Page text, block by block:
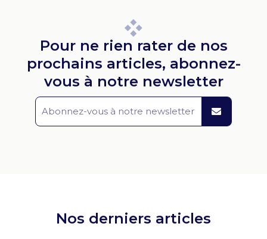
Pour ne rien rater de nos
prochains articles, abonnez-
vous à notre newsletter
Nos derniers articles